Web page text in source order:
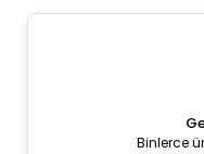
Binlerce